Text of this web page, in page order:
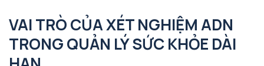
VAI TRÒ CỦA XÉT NGHIỆM ADN
TRONG QUẢN LÝ SỨC KHỎE DÀI